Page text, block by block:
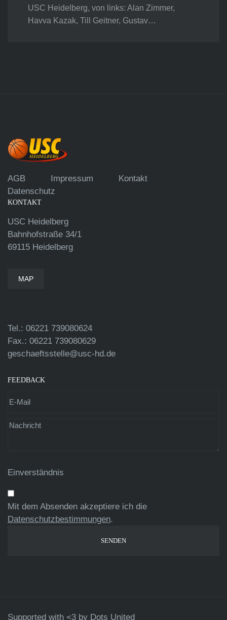
USC Heidelberg, von links: Alan Zimmer,
Havva Kazak, Till Geitner, Gustav…
AGB Impressum
Kontakt
Datenschutz
KONTAKT
USC Heidelberg
Bahnhofstraße 34/1
69115 Heidelberg
MAP
Tel.: 06221 739080624
Fax.: 06221 739080629
geschaeftsstelle@usc-hd.de
FEEDBACK
Einverständnis
Mit dem Absenden akzeptiere ich die
Datenschutzbestimmungen.
Supported with <3 by Dots United